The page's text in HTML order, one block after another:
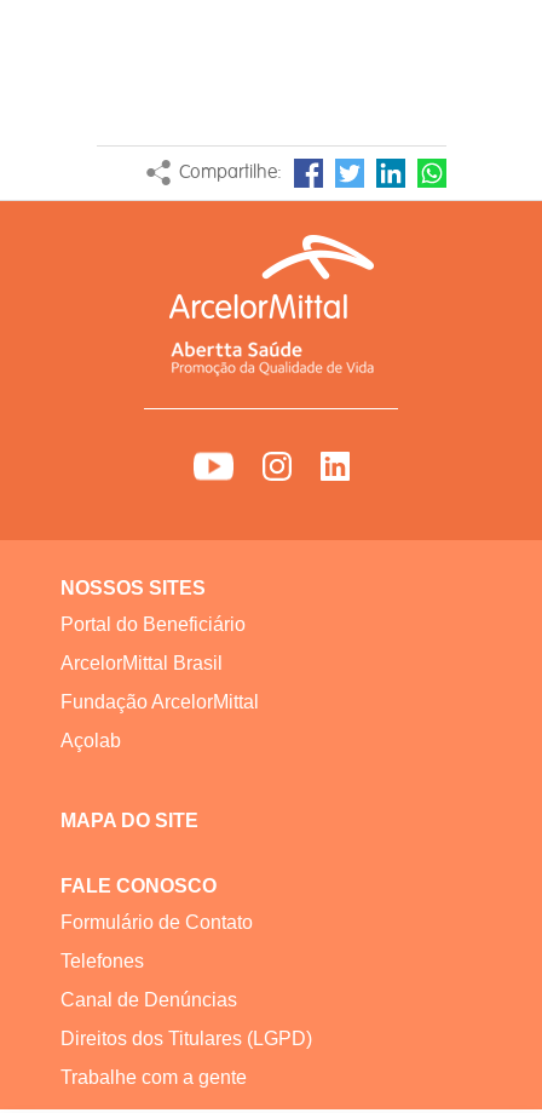
Compartilhe:
NOSSOS SITES
Portal do Beneficiário
ArcelorMittal Brasil
Fundação ArcelorMittal
Açolab
MAPA DO SITE
FALE CONOSCO
Formulário de Contato
Telefones
Canal de Denúncias
Direitos dos Titulares (LGPD)
Trabalhe com a gente